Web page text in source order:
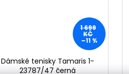
1 699
KČ
–11 %
Dámské tenisky Tamaris 1-
23787/47 černá